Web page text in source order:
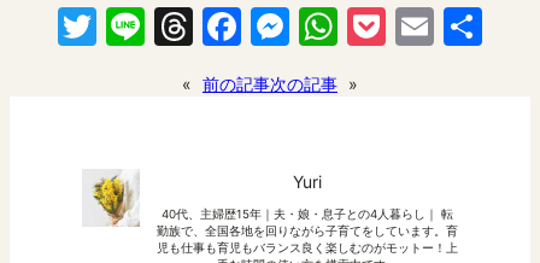
Twitter
LineThreads
Facebook
Messenger
WhatsApp
Pocket
Email
« 前の記事次の記事 »
Yuri
40代、主婦歴15年｜夫・娘・息子との4人暮らし｜ 転
勤族で、全国各地を回りながら子育てをしています。育
児も仕事も育児もバランス良く楽しむのがモットー！上